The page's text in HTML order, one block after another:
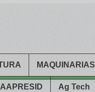
MAQUINARIAS
AAPRESID Ag Tech